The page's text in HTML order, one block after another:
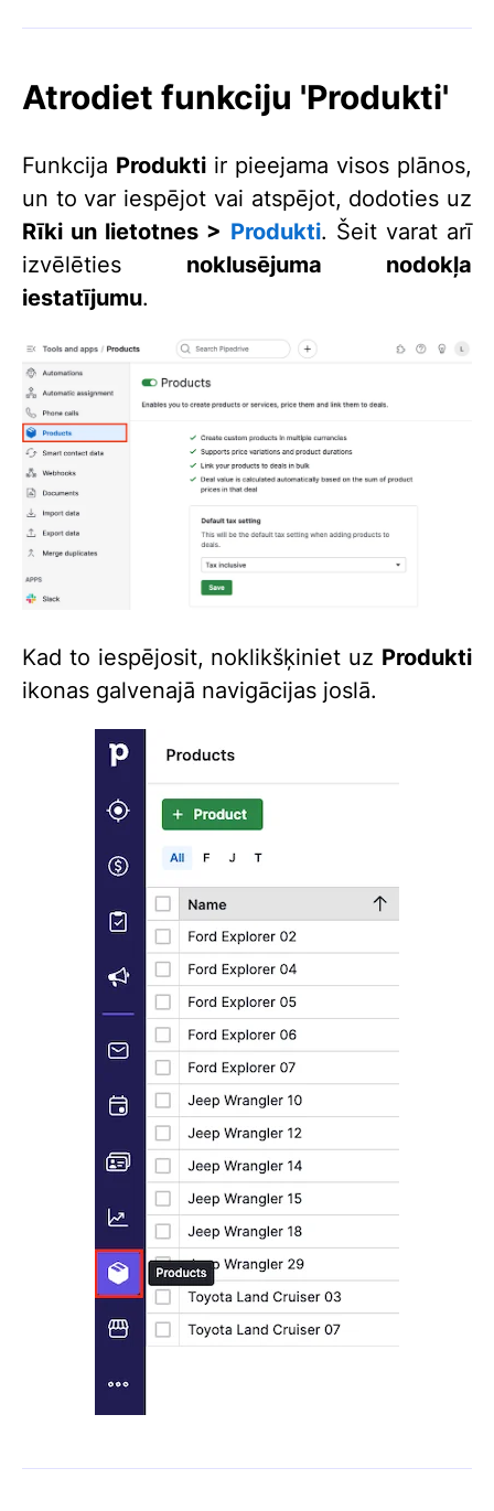
Atrodiet funkciju 'Produkti'
Funkcija Produkti ir pieejama visos plānos,
un to var iespējot vai atspējot, dodoties uz
Rīki un lietotnes > Produkti. Šeit varat arī
izvēlēties noklusējuma nodokļa
iestatījumu.
Kad to iespējosit, noklikšķiniet uz Produkti
ikonas galvenajā navigācijas joslā.